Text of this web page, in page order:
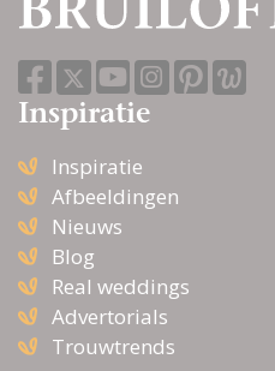
Inspiratie
Inspiratie
Afbeeldingen
Nieuws
Blog
Real weddings
Advertorials
Trouwtrends